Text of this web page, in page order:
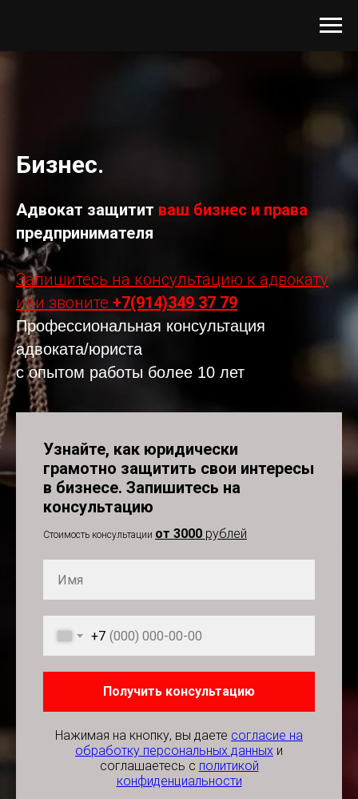
Бизнес.
Адвокат защитит ваш бизнес и права
предпринимателя
Запишитесь на консультацию к адвокату
или звоните +7(914)349 37 79
Профессиональная консультация
адвоката/юриста
с опытом работы более 10 лет
Узнайте, как юридически
грамотно защитить свои интересы
в бизнесе. Запишитесь на
консультацию
Стоимость консультации от 3000 рублей
+7
Получить консультацию
Нажимая на кнопку, вы даете согласие на
обработку персональных данных и
соглашаетесь c политикой
конфиденциальности